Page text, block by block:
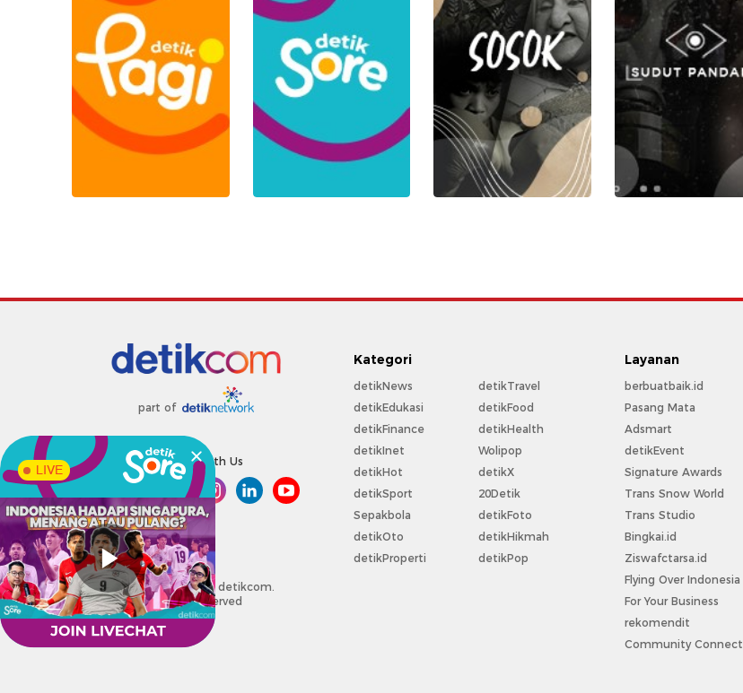
LIVE
part of
Connect With Us
Copyright @ 2026 detikcom.
All right reserved
Kategori
detikNews
detikEdukasi
detikFinance
detikInet
detikHot
detikSport
Sepakbola
detikOto
detikProperti
detikTravel
detikFood
detikHealth
Wolipop
detikX
20Detik
detikFoto
detikHikmah
detikPop
Layanan
berbuatbaik.id
Pasang Mata
Adsmart
detikEvent
Signature Awards
Trans Snow World
Trans Studio
Bingkai.id
Ziswafctarsa.id
Flying Over Indonesia
For Your Business
rekomendit
Community Connect